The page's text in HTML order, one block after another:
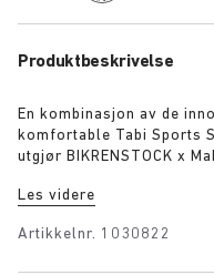
Produktbeskrivelse
En kombinasjon av de
komfortable Tabi Sports
utgjør BIKRENSTOCK x
dem med karabineren til
essensielle pakken.
Les videre
Artikkelnr. 1030822